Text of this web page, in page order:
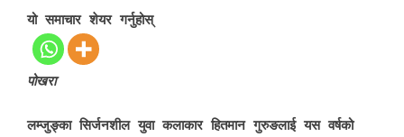
यो समाचार शेयर गर्नुहोस्
पोखरा
लम्जुङ्का सिर्जनशील युवा कलाकार हितमान गुरुङलाई यस वर्षको